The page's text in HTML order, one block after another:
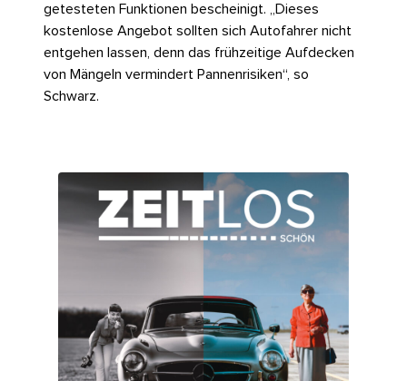
getesteten Funktionen bescheinigt. „Dieses
kostenlose Angebot sollten sich Autofahrer nicht
entgehen lassen, denn das frühzeitige Aufdecken
von Mängeln vermindert Pannenrisiken“, so
Schwarz.